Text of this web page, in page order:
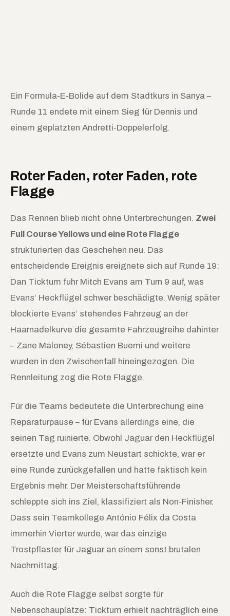
Ein Formula-E-Bolide auf dem Stadtkurs in Sanya –
Runde 11 endete mit einem Sieg für Dennis und
einem geplatzten Andretti-Doppelerfolg.
Roter Faden, roter Faden, rote
Flagge
Das Rennen blieb nicht ohne Unterbrechungen. Zwei
Full Course Yellows und eine Rote Flagge
strukturierten das Geschehen neu. Das
entscheidende Ereignis ereignete sich auf Runde 19:
Dan Ticktum fuhr Mitch Evans am Turn 9 auf, was
Evans‘ Heckflügel schwer beschädigte. Wenig später
blockierte Evans‘ stehendes Fahrzeug an der
Haarnadelkurve die gesamte Fahrzeugreihe dahinter
– Zane Maloney, Sébastien Buemi und weitere
wurden in den Zwischenfall hineingezogen. Die
Rennleitung zog die Rote Flagge.
Für die Teams bedeutete die Unterbrechung eine
Reparaturpause – für Evans allerdings eine, die
seinen Tag ruinierte. Obwohl Jaguar den Heckflügel
ersetzte und Evans zum Neustart schickte, war er
eine Runde zurückgefallen und hatte faktisch kein
Ergebnis mehr. Der Meisterschaftsführende
schleppte sich ins Ziel, klassifiziert als Non-Finisher.
Dass sein Teamkollege António Félix da Costa
immerhin Vierter wurde, war das einzige
Trostpflaster für Jaguar an einem sonst brutalen
Nachmittag.
Auch die Rote Flagge selbst sorgte für
Nebenschauplätze: Ticktum erhielt nachträglich eine